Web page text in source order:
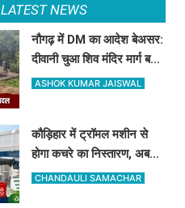
LATEST NEWS
नौगढ़ में DM का आदेश बेअसर:
दीवानी चुआ शिव मंदिर मार्ग बना
दलदल, उग्र ग्रामीणों ने दी
ASHOK KUMAR JAISWAL
कौड़िहार में ट्रॉमल मशीन से
होगा कचरे का निस्तारण, अब
कूड़े से भी होगी नगर पंचायत की
CHANDAULI SAMACHAR